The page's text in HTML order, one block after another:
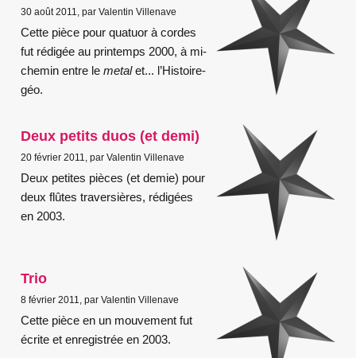
30 août 2011, par Valentin Villenave
Cette pièce pour quatuor à cordes
fut rédigée au printemps 2000, à mi-
chemin entre le metalet... l’Histoire-
géo.
Deux petits duos (et demi)
20 février 2011, par Valentin Villenave
Deux petites pièces (et demie) pour
deux flûtes traversières, rédigées
en 2003.
Trio
8 février 2011, par Valentin Villenave
Cette pièce en un mouvement fut
écrite et enregistrée en 2003.